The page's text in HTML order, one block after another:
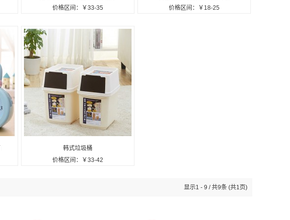
厨房多用盆洗米筛套装洗菜盆
价格区间：￥33-35
价格区间：￥18-25
韩式垃圾桶
价格区间：￥33-42
显示1 - 9 / 共9条 (共1页)